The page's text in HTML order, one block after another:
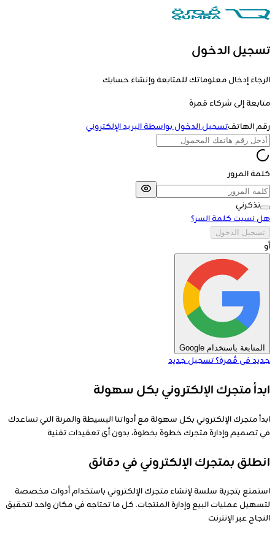
تسجيل الدخول
الرجاء إدخال معلوماتك للمتابعة وإنشاء حسابك
متابعة إلى شركاء قمرة
رقم الهاتفتسجيل الدخول بواسطة البريد الإلكتروني
كلمة المرور
تذكرني
هل نسيت كلمة السر؟
تسجيل الدخول
أو
المتابعة باستخدام Google
جديد فى قٌمرة؟تسجيل جديد
ابدأ متجرك الإلكتروني بكل سهولة
ابدأ متجرك الإلكتروني بكل سهولة مع أدواتنا البسيطة والمرنة التي تساعدك
في تصميم وإدارة متجرك خطوة بخطوة، بدون أي تعقيدات تقنية
انطلق بمتجرك الإلكتروني في دقائق
استمتع بتجربة سلسة لإنشاء متجرك الإلكتروني باستخدام أدوات مخصصة
لتسهيل عمليات البيع وإدارة المنتجات. كل ما تحتاجه في مكان واحد لتحقيق
النجاح عبر الإنترنت